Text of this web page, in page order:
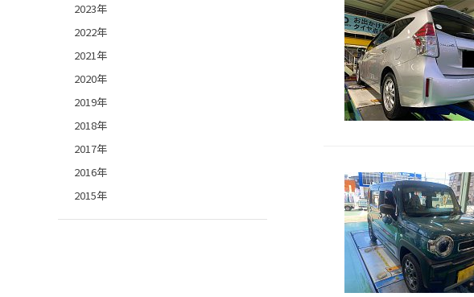
2023年
2022年
2021年
2020年
2019年
2018年
2017年
2016年
2015年